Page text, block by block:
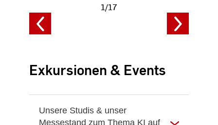
Fotodaten
anzeigen
1/17
Exkursionen & Events
Unsere Studis & unser
Messestand zum Thema KI auf